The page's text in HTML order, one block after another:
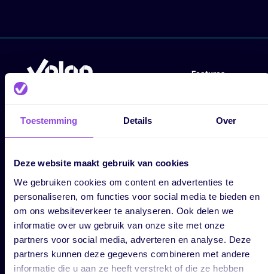
Toestemming Details Over
Deze website maakt gebruik van cookies
We gebruiken cookies om content en advertenties te
personaliseren, om functies voor social media te bieden en
om ons websiteverkeer te analyseren. Ook delen we
informatie over uw gebruik van onze site met onze
partners voor social media, adverteren en analyse. Deze
partners kunnen deze gegevens combineren met andere
informatie die u aan ze heeft verstrekt of die ze hebben
Integrations
Security
Compare
Planning
Track
Analyse
Features
Collaborate
Capacity
Timeline
Calendar
Kanban